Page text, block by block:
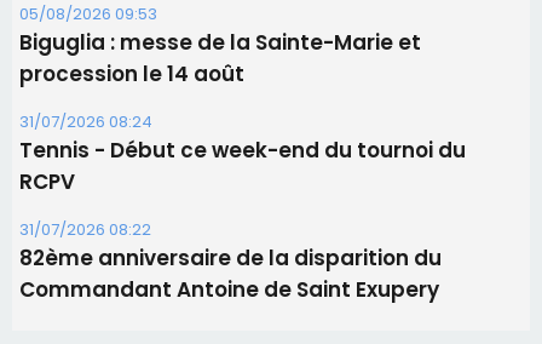
05/08/2026 09:53
Biguglia : messe de la Sainte-Marie et
procession le 14 août
31/07/2026 08:24
Tennis - Début ce week-end du tournoi du
RCPV
31/07/2026 08:22
82ème anniversaire de la disparition du
Commandant Antoine de Saint Exupery